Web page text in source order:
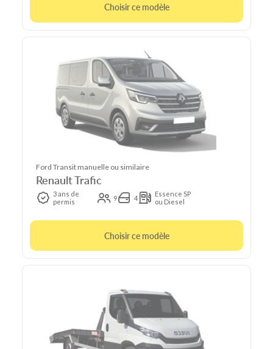
Choisir ce modèle
Ford Transit manuelle ou similaire
Renault Trafic
3 ans de
permis
9 4
Essence SP
ou Diesel
Choisir ce modèle